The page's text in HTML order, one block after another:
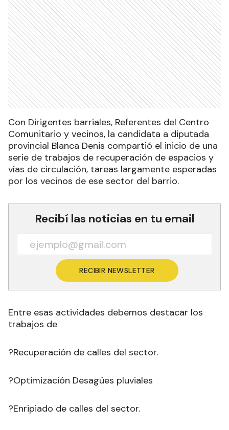
Con Dirigentes barriales, Referentes del Centro
Comunitario y vecinos, la candidata a diputada
provincial Blanca Denis compartió el inicio de una
serie de trabajos de recuperación de espacios y
vías de circulación, tareas largamente esperadas
por los vecinos de ese sector del barrio.
Recibí las noticias en tu email
RECIBIR NEWSLETTER
Entre esas actividades debemos destacar los
trabajos de
?Recuperación de calles del sector.
?Optimización Desagües pluviales
?Enripiado de calles del sector.